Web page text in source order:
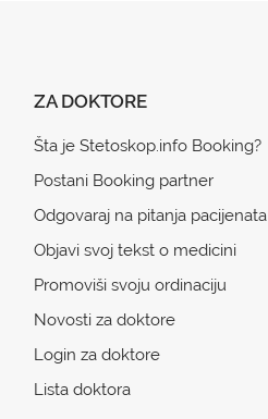
ZA DOKTORE
Šta je Stetoskop.info Booking?
Postani Booking partner
Odgovaraj na pitanja pacijenata
Objavi svoj tekst o medicini
Promoviši svoju ordinaciju
Novosti za doktore
Login za doktore
Lista doktora